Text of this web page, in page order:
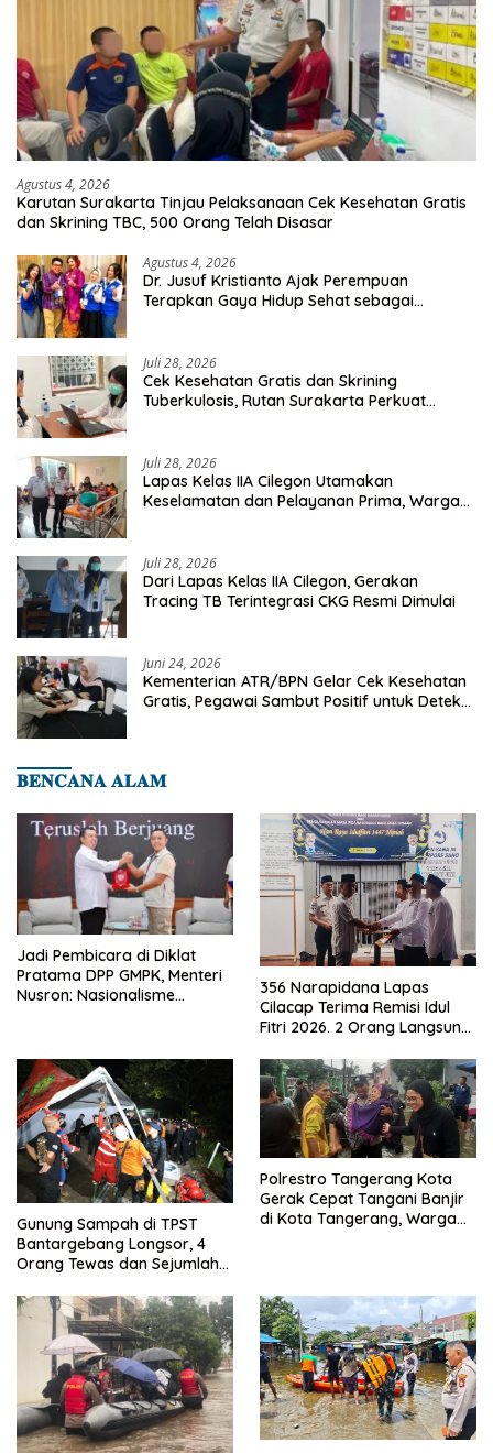
Agustus 4, 2026
Karutan Surakarta Tinjau Pelaksanaan Cek Kesehatan Gratis
dan Skrining TBC, 500 Orang Telah Disasar
Agustus 4, 2026
Dr. Jusuf Kristianto Ajak Perempuan
Terapkan Gaya Hidup Sehat sebagai
Juli 28, 2026
Cek Kesehatan Gratis dan Skrining
Tuberkulosis, Rutan Surakarta Perkuat
Juli 28, 2026
Lapas Kelas IIA Cilegon Utamakan
Keselamatan dan Pelayanan Prima, Warga
Juli 28, 2026
Dari Lapas Kelas IIA Cilegon, Gerakan
Tracing TB Terintegrasi CKG Resmi Dimulai
Juni 24, 2026
Kementerian ATR/BPN Gelar Cek Kesehatan
Gratis, Pegawai Sambut Positif untuk Deteksi
𝐁𝐄𝐍𝐂𝐀𝐍𝐀 𝐀𝐋𝐀𝐌
Jadi Pembicara di Diklat
Pratama DPP GMPK, Menteri
Nusron: Nasionalisme
356 Narapidana Lapas
Cilacap Terima Remisi Idul
Fitri 2026. 2 Orang Langsung
Gunung Sampah di TPST
Bantargebang Longsor, 4
Orang Tewas dan Sejumlah
Polrestro Tangerang Kota
Gerak Cepat Tangani Banjir
di Kota Tangerang, Warga